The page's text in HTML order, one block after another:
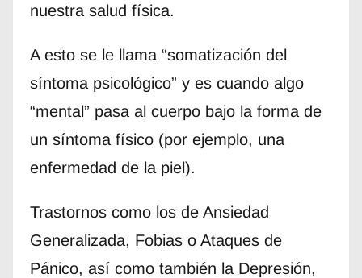
nuestra salud física.
A esto se le llama “somatización del
síntoma psicológico” y es cuando algo
“mental” pasa al cuerpo bajo la forma de
un síntoma físico (por ejemplo, una
enfermedad de la piel).
Trastornos como los de Ansiedad
Generalizada, Fobias o Ataques de
Pánico, así como también la Depresión,